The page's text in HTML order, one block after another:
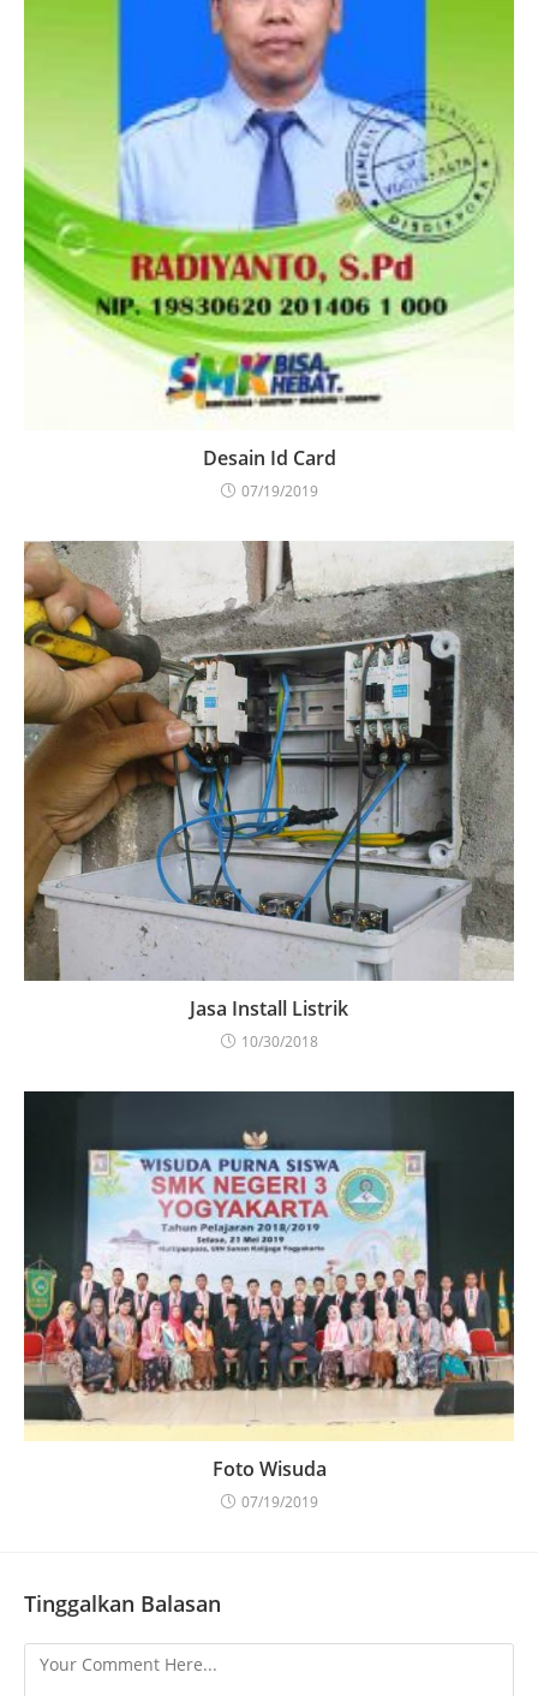
Desain Id Card
07/19/2019
Jasa Install Listrik
10/30/2018
Foto Wisuda
07/19/2019
Tinggalkan Balasan